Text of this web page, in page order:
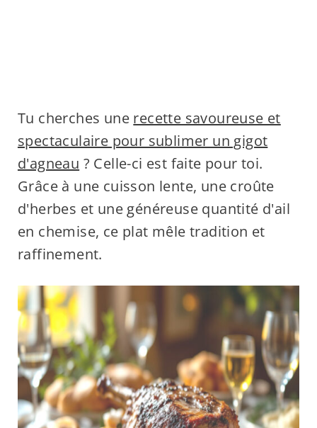
Tu cherches une recette savoureuse et
spectaculaire pour sublimer un gigot
d'agneau ? Celle-ci est faite pour toi.
Grâce à une cuisson lente, une croûte
d'herbes et une généreuse quantité d'ail
en chemise, ce plat mêle tradition et
raffinement.